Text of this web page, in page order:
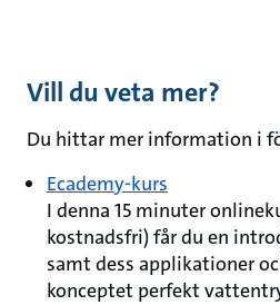
Vill du veta mer?
Du hittar mer information i
Ecademy-kurs
I denna 15 minuter
kostnadsfri) får du en
samt dess applikationer
konceptet perfekt